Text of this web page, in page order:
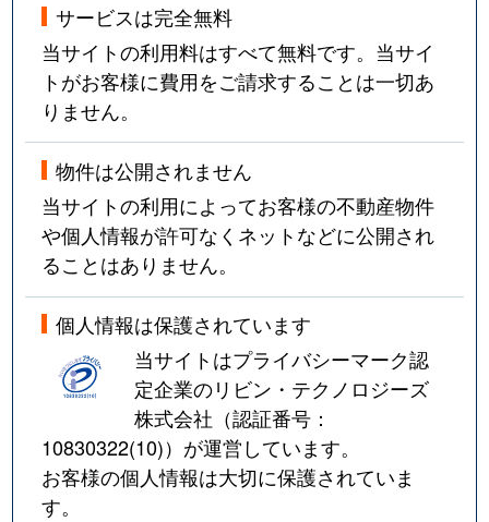
サービスは完全無料
当サイトの利用料はすべて無料です。当サイ
トがお客様に費用をご請求することは一切あ
りません。
物件は公開されません
当サイトの利用によってお客様の不動産物件
や個人情報が許可なくネットなどに公開され
ることはありません。
個人情報は保護されています
当サイトはプライバシーマーク認
定企業のリビン・テクノロジーズ
株式会社（認証番号：
10830322(10)）が運営しています。
お客様の個人情報は大切に保護されていま
す。